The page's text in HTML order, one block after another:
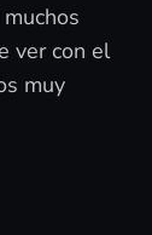
ver con el
muy